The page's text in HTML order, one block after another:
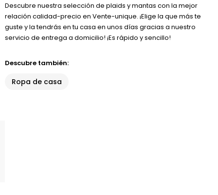
Descubre nuestra selección de plaids y mantas con la mejor
relación calidad-precio en Vente-unique. ¡Elige la que más te
guste y la tendrás en tu casa en unos días gracias a nuestro
servicio de entrega a domicilio! ¡Es rápido y sencillo!
Descubre también:
Ropa de casa